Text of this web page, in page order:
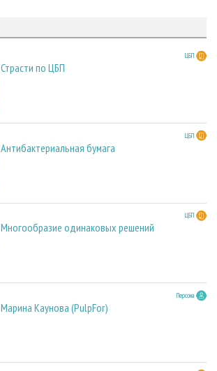
ЦБП
Страсти по ЦБП
ЦБП
Антибактериальная бумага
ЦБП
Многообразие одинаковых решений
Персона
Марина Каунова (PulpFor)